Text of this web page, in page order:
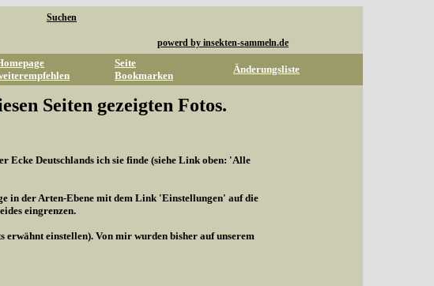
Suchen
powerd by insekten-sammeln.de
Seite
Bookmarken
Änderungsliste
Seiten gezeigten Fotos.
Ecke Deutschlands ich sie finde (siehe Link oben: 'Alle
in der Arten-Ebene mit dem Link 'Einstellungen' auf die
eingrenzen.
einstellen). Von mir wurden bisher auf unserem